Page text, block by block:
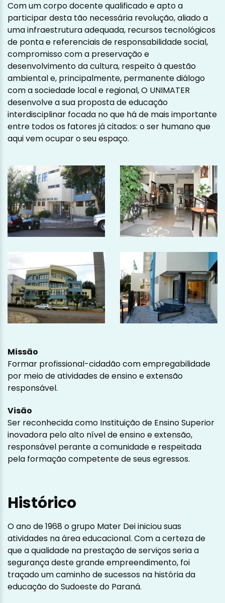
Com um corpo docente qualificado e apto a
participar desta tão necessária revolução, aliado a
uma infraestrutura adequada, recursos tecnológicos
de ponta e referenciais de responsabilidade social,
compromisso com a preservação e
desenvolvimento da cultura, respeito à questão
ambiental e, principalmente, permanente diálogo
com a sociedade local e regional, O UNIMATER
desenvolve a sua proposta de educação
interdisciplinar focada no que há de mais importante
entre todos os fatores já citados: o ser humano que
aqui vem ocupar o seu espaço.
Missão
Formar profissional-cidadão com empregabilidade
por meio de atividades de ensino e extensão
responsável.
Visão
Ser reconhecida como Instituição de Ensino Superior
inovadora pelo alto nível de ensino e extensão,
responsável perante a comunidade e respeitada
pela formação competente de seus egressos.
Histórico
O ano de 1968 o grupo Mater Dei iniciou suas
atividades na área educacional. Com a certeza de
que a qualidade na prestação de serviços seria a
segurança deste grande empreendimento, foi
traçado um caminho de sucessos na história da
educação do Sudoeste do Paraná.